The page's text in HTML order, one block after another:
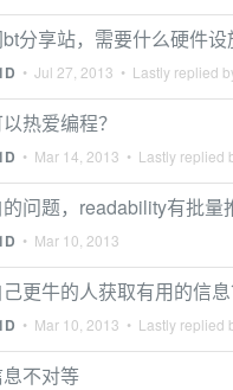
分享站，需要什么硬件设
• Jul 27, 2013 • Lastly replied
热爱编程？
• Mar 14, 2013 • Lastly replied
问题，readability有批量
• Mar 10, 2013
更牛的人获取有用的信息
• Mar 10, 2013 • Lastly replied
不对等